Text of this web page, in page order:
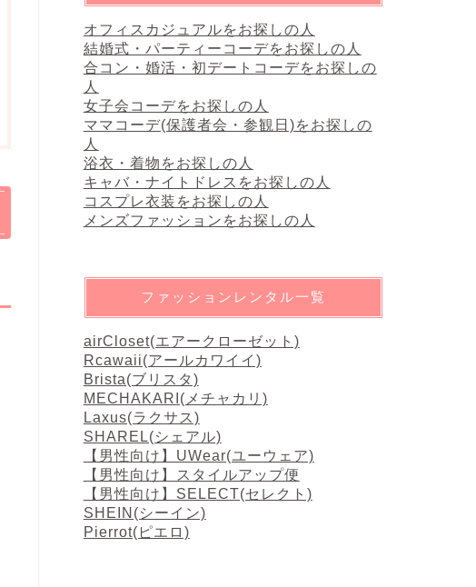
オフィスカジュアルをお探しの人
結婚式・パーティーコーデをお探しの人
合コン・婚活・初デートコーデをお探しの
人
女子会コーデをお探しの人
ママコーデ(保護者会・参観日)をお探しの
人
浴衣・着物をお探しの人
キャバ・ナイトドレスをお探しの人
コスプレ衣装をお探しの人
メンズファッションをお探しの人
ファッションレンタル一覧
airCloset(エアークローゼット)
Rcawaii(アールカワイイ)
Brista(ブリスタ)
MECHAKARI(メチャカリ)
Laxus(ラクサス)
SHAREL(シェアル)
【男性向け】UWear(ユーウェア)
【男性向け】スタイルアップ便
【男性向け】SELECT(セレクト)
SHEIN(シーイン)
Pierrot(ピエロ)